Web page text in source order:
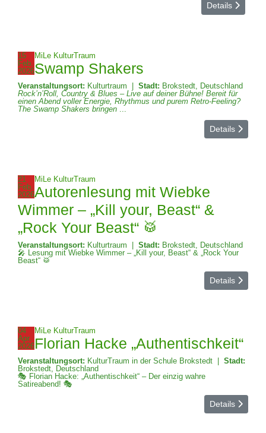
Details
15
Feb.
2026
MiLe KulturTraum
Swamp Shakers
Veranstaltungsort: Kulturtraum Stadt: Brokstedt, Deutschland
Rock’n’Roll, Country & Blues – Live auf deiner Bühne! Bereit für
einen Abend voller Energie, Rhythmus und purem Retro-Feeling?
The Swamp Shakers bringen ...
Details
21
Feb.
2026
MiLe KulturTraum
Autorenlesung mit Wiebke
Wimmer – „Kill your, Beast“ &
„Rock Your Beast“ 🥁
Veranstaltungsort: Kulturtraum Stadt: Brokstedt, Deutschland
🎤 Lesung mit Wiebke Wimmer – „Kill your, Beast“ & „Rock Your
Beast“ 🥁
Details
04
Apr.
2026
MiLe KulturTraum
Florian Hacke „Authentischkeit“
Veranstaltungsort: KulturTraum in der Schule Brokstedt
Stadt:
Brokstedt, Deutschland
🎭 Florian Hacke: „Authentischkeit“ – Der einzig wahre
Satireabend! 🎭
Details